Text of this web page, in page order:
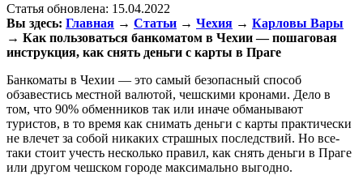
Статья обновлена: 15.04.2022
Вы здесь: Главная → Статьи → Чехия → Карловы Вары
→ Как пользоваться банкоматом в Чехии — пошаговая
инструкция, как снять деньги с карты в Праге
Банкоматы в Чехии — это самый безопасный способ
обзавестись местной валютой, чешскими кронами. Дело в
том, что 90% обменников так или иначе обманывают
туристов, в то время как снимать деньги с карты практически
не влечет за собой никаких страшных последствий. Но все-
таки стоит учесть несколько правил, как снять деньги в Праге
или другом чешском городе максимально выгодно.